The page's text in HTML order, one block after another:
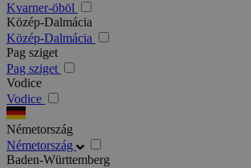
Kvarner-öböl
Közép-Dalmácia
Közép-Dalmácia
Pag sziget
Pag sziget
Vodice
Vodice
Németország
Németország
Baden-Württemberg